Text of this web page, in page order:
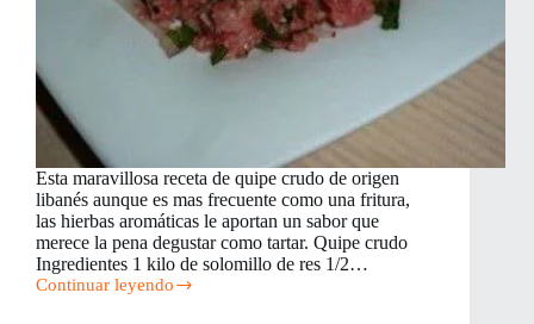
Esta maravillosa receta de quipe crudo de origen
libanés aunque es mas frecuente como una fritura,
las hierbas aromáticas le aportan un sabor que
merece la pena degustar como tartar. Quipe crudo
Ingredientes 1 kilo de solomillo de res 1/2…
Continuar leyendo
Quipe